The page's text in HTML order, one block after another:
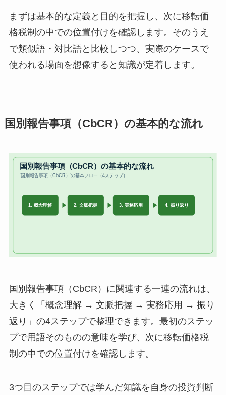
まずは基本的な定義と目的を把握し、次に移転価
格税制の中での位置付けを確認します。そのうえ
で類似語・対比語と比較しつつ、実際のケースで
使われる場面を想像すると知識が定着します。
国別報告事項（CbCR）の基本的な流れ
国別報告事項（CbCR）に関連する一連の流れは、
大きく「概念理解 → 文脈把握 → 実務応用 → 振り
返り」の4ステップで整理できます。最初のステッ
プで用語そのものの意味を学び、次に移転価格税
制の中での位置付けを確認します。
3つ目のステップでは学んだ知識を自身の投資判断